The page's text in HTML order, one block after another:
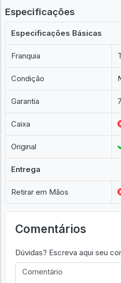
Especificações
Especificações Básicas
Franquia
Condição
Garantia
Caixa
Original
Entrega
Retirar em Mãos
Comentários
Dúvidas? Escreva aqui seu